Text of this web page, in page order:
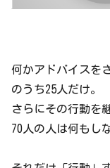
何かアドバイスを
のうち25人だけ。
さらにその行動を
70人の人は何もし